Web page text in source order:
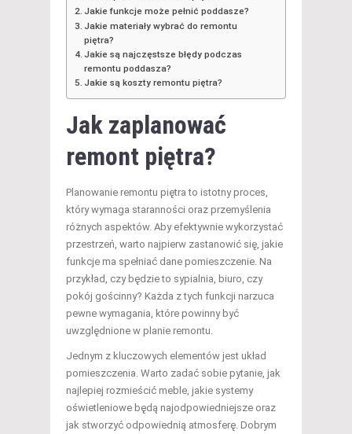
Jakie funkcje może pełnić poddasze?
Jakie materiały wybrać do remontu
piętra?
Jakie są najczęstsze błędy podczas
remontu poddasza?
Jakie są koszty remontu piętra?
Jak zaplanować
remont piętra?
Planowanie remontu piętra to istotny proces,
który wymaga staranności oraz przemyślenia
różnych aspektów. Aby efektywnie wykorzystać
przestrzeń, warto najpierw zastanowić się, jakie
funkcje ma spełniać dane pomieszczenie. Na
przykład, czy będzie to sypialnia, biuro, czy
pokój gościnny? Każda z tych funkcji narzuca
pewne wymagania, które powinny być
uwzględnione w planie remontu.
Jednym z kluczowych elementów jest układ
pomieszczenia. Warto zadać sobie pytanie, jak
najlepiej rozmieścić meble, jakie systemy
oświetleniowe będą najodpowiedniejsze oraz
jak stworzyć odpowiednią atmosferę. Dobrym